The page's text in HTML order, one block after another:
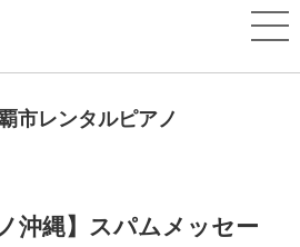
市レンタルピアノ
沖縄】スパムメッセー